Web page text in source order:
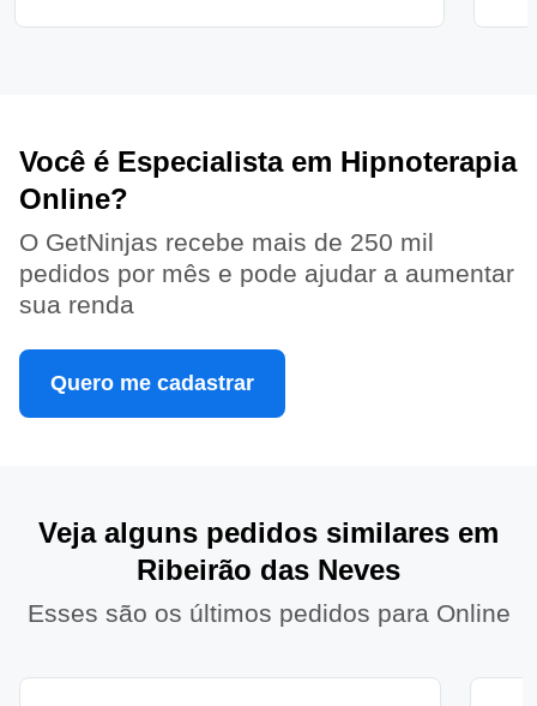
Você é Especialista em Hipnoterapia
Online?
O GetNinjas recebe mais de 250 mil
pedidos por mês e pode ajudar a aumentar
sua renda
Quero me cadastrar
Veja alguns pedidos similares em
Ribeirão das Neves
Esses são os últimos pedidos para Online